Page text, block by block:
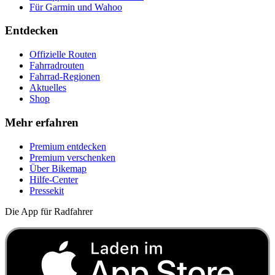
Für Garmin und Wahoo
Entdecken
Offizielle Routen
Fahrradrouten
Fahrrad-Regionen
Aktuelles
Shop
Mehr erfahren
Premium entdecken
Premium verschenken
Über Bikemap
Hilfe-Center
Pressekit
Die App für Radfahrer